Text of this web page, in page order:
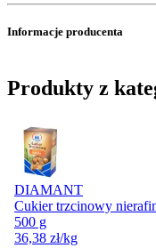
Informacje producenta
Produkty z
DIAMANT
Cukier trzcinowy
500 g
36,38 zł/kg